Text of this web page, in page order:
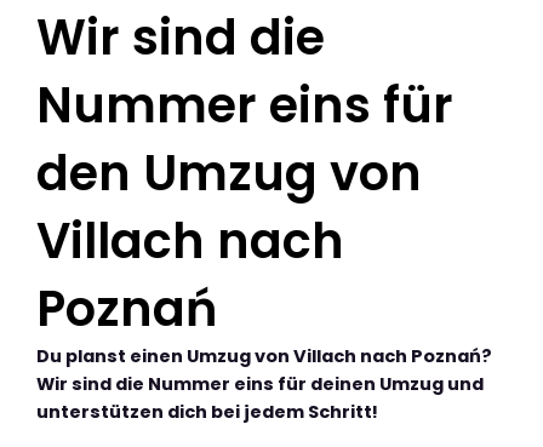
Wir sind die
Nummer eins für
den Umzug von
Villach nach
Poznań
Du planst einen Umzug von Villach nach Poznań?
Wir sind die Nummer eins für deinen Umzug und
unterstützen dich bei jedem Schritt!